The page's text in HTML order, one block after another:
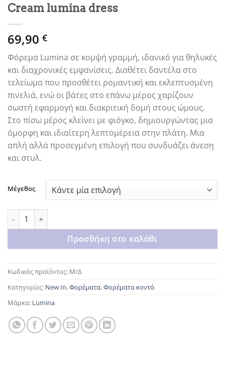
Cream lumina dress
69,90 €
Φόρεμα Lumina σε κομψή γραμμή, ιδανικό για θηλυκές
και διαχρονικές εμφανίσεις. Διαθέτει δαντέλα στο
τελείωμα που προσθέτει ρομαντική και εκλεπτυσμένη
πινελιά, ενώ οι βάτες στο επάνω μέρος χαρίζουν
σωστή εφαρμογή και διακριτική δομή στους ώμους.
Στο πίσω μέρος κλείνει με φιόγκο, δημιουργώντας μια
όμορφη και ιδιαίτερη λεπτομέρεια στην πλάτη. Μια
απλή αλλά προσεγμένη επιλογή που συνδυάζει άνεση
και στυλ.
Μέγεθος
Cream lumina dress ποσότητα
Προσθήκη στο καλάθι
Κωδικός προϊόντος: Μ/Δ
Κατηγορίες: New In,Φορέματα,Φορέματα κοντά
Μάρκα: Lumina